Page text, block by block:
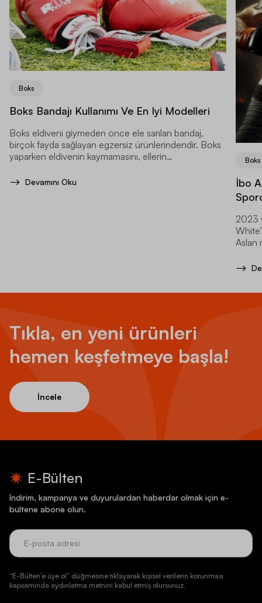
Boks
Boks Bandajı Kullanımı Ve En Iyi Modelleri
Boks eldiveni giymeden önce ele sarılan bandaj,
birçok fayda sağlayan egzersiz ürünlerindendir. Boks
yaparken eldivenin kaymamasını, ellerin
Devamını Oku
Boks
İbo
2023
Aslan
Tıkla, en yeni ürünleri
hemen keşfetmeye başla!
İncele
E-Bülten
İndirim, kampanya ve duyurulardan haberdar olmak için e-
bültene abone olun.
“E-Bülten’e üye ol” düğmesine tıklayarak kişisel verilerin korunması
kapsamında aydınlatma metnini kabul etmiş olursunuz.